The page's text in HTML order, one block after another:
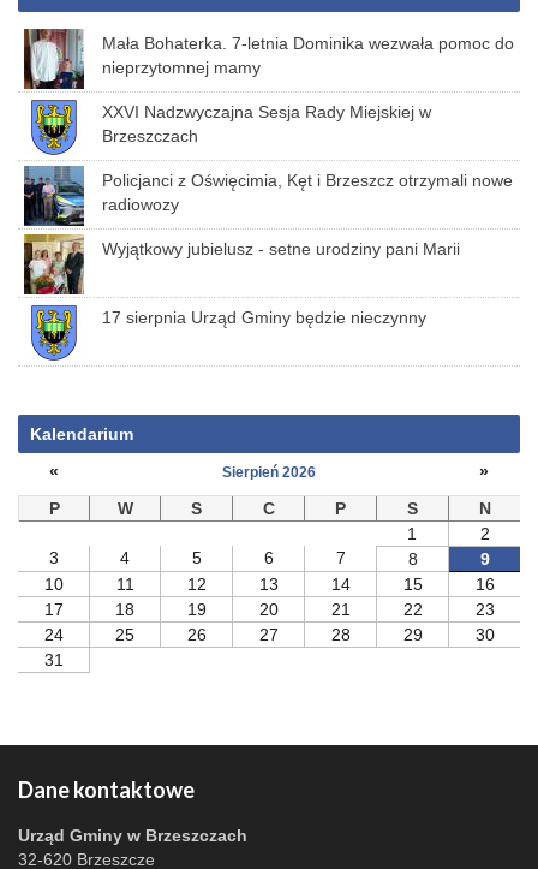
Mała Bohaterka. 7-letnia Dominika wezwała pomoc do
nieprzytomnej mamy
XXVI Nadzwyczajna Sesja Rady Miejskiej w
Brzeszczach
Policjanci z Oświęcimia, Kęt i Brzeszcz otrzymali nowe
radiowozy
Wyjątkowy jubielusz - setne urodziny pani Marii
17 sierpnia Urząd Gminy będzie nieczynny
Kalendarium
«
Sierpień 2026
»
P
W S C P S
N
1
2
3
4 5 6 7 8
9
10
11 12 13 14 15
16
17
18 19 20 21 22
23
24
25 26 27 28 29
30
31
Dane kontaktowe
Urząd Gminy w Brzeszczach
32-620 Brzeszcze